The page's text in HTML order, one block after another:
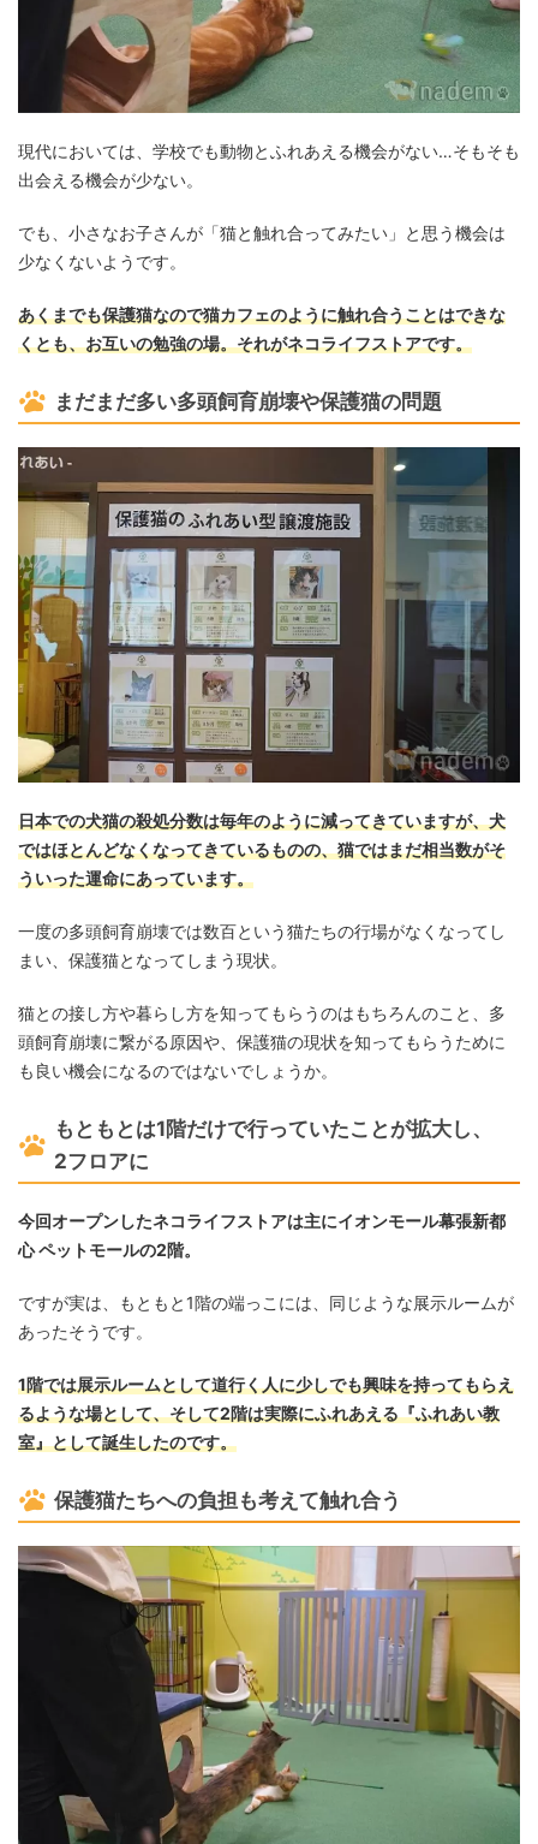
現代においては、学校でも動物とふれあえる機会がない…そもそも
出会える機会が少ない。
でも、小さなお子さんが「猫と触れ合ってみたい」と思う機会は
少なくないようです。
あくまでも保護猫なので猫カフェのように触れ合うことはできな
くとも、お互いの勉強の場。それがネコライフストアです。
まだまだ多い多頭飼育崩壊や保護猫の問題
日本での犬猫の殺処分数は毎年のように減ってきていますが、犬
ではほとんどなくなってきているものの、猫ではまだ相当数がそ
ういった運命にあっています。
一度の多頭飼育崩壊では数百という猫たちの行場がなくなってし
まい、保護猫となってしまう現状。
猫との接し方や暮らし方を知ってもらうのはもちろんのこと、多
頭飼育崩壊に繋がる原因や、保護猫の現状を知ってもらうために
も良い機会になるのではないでしょうか。
もともとは1階だけで行っていたことが拡大し、
2フロアに
今回オープンしたネコライフストアは主にイオンモール幕張新都
心 ペットモールの2階。
ですが実は、もともと1階の端っこには、同じような展示ルームが
あったそうです。
1階では展示ルームとして道行く人に少しでも興味を持ってもらえ
るような場として、そして2階は実際にふれあえる『ふれあい教
室』として誕生したのです。
保護猫たちへの負担も考えて触れ合う